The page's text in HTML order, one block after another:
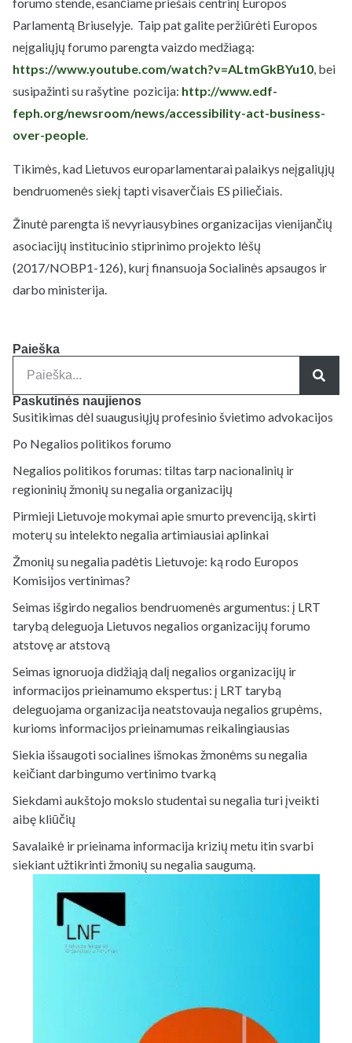
Parlamentą Briuselyje. Taip pat galite peržiūrėti Europos
neįgaliųjų forumo parengta vaizdo medžiagą:
https://www.youtube.com/watch?v=ALtmGkBYu10, bei
susipažinti su rašytine pozicija: http://www.edf-
feph.org/newsroom/news/accessibility-act-business-
over-people.
Tikimės, kad Lietuvos europarlamentarai palaikys neįgaliųjų
bendruomenės siekį tapti visaverčiais ES piliečiais.
Žinutė parengta iš nevyriausybines organizacijas vienijančių
asociacijų institucinio stiprinimo projekto lėšų
(2017/NOBP1-126), kurį finansuoja Socialinės apsaugos ir
darbo ministerija.
Paieška
Paskutinės naujienos
Susitikimas dėl suaugusiųjų profesinio švietimo advokacijos
Po Negalios politikos forumo
Negalios politikos forumas: tiltas tarp nacionalinių ir
regioninių žmonių su negalia organizacijų
Pirmieji Lietuvoje mokymai apie smurto prevenciją, skirti
moterų su intelekto negalia artimiausiai aplinkai
Žmonių su negalia padėtis Lietuvoje: ką rodo Europos
Komisijos vertinimas?
Seimas išgirdo negalios bendruomenės argumentus: į LRT
tarybą deleguoja Lietuvos negalios organizacijų forumo
atstovę ar atstovą
Seimas ignoruoja didžiąją dalį negalios organizacijų ir
informacijos prieinamumo ekspertus: į LRT tarybą
deleguojama organizacija neatstovauja negalios grupėms,
kurioms informacijos prieinamumas reikalingiausias
Siekia išsaugoti socialines išmokas žmonėms su negalia
keičiant darbingumo vertinimo tvarką
Siekdami aukštojo mokslo studentai su negalia turi įveikti
aibę kliūčių
Savalaikė ir prieinama informacija krizių metu itin svarbi
siekiant užtikrinti žmonių su negalia saugumą.